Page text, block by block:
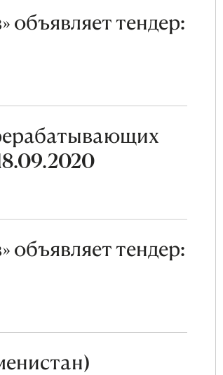
объявляет тендер:
объявляет тендер: